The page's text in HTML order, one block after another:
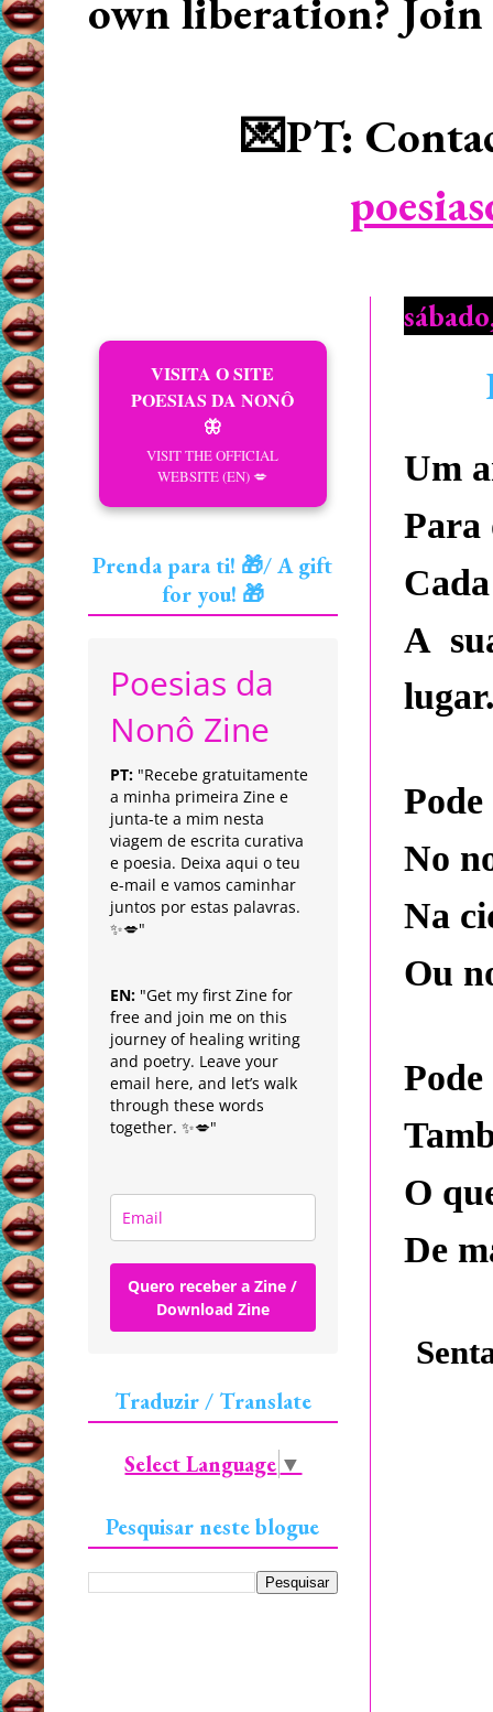
own liberation? Join
💌PT:
Um
Para
A
No
Na
Ou
O
De
VISITA O SITE
POESIAS DA NONÔ
🦋
VISIT THE OFFICIAL
WEBSITE (EN) 💋
Prenda para ti! 🎁/ A gift
for you! 🎁
Poesias da
Nonô Zine
PT: "Recebe gratuitamente
a minha primeira Zine e
junta-te a mim nesta
viagem de escrita curativa
e poesia. Deixa aqui o teu
e-mail e vamos caminhar
juntos por estas palavras.
✨💋"
EN: "Get my first Zine for
free and join me on this
journey of healing writing
and poetry. Leave your
email here, and let’s walk
through these words
together. ✨💋"
Quero receber a Zine /
Download Zine
Traduzir / Translate
Select Language ▼
Pesquisar neste blogue